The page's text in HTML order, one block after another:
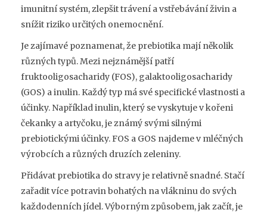
imunitní systém, zlepšit trávení a vstřebávání živin a
snížit riziko určitých onemocnění.
Je zajímavé poznamenat, že prebiotika mají několik
různých typů. Mezi nejznámější patří
fruktooligosacharidy (FOS), galaktooligosacharidy
(GOS) a inulin. Každý typ má své specifické vlastnosti a
účinky. Například inulin, který se vyskytuje v kořeni
čekanky a artyčoku, je známý svými silnými
prebiotickými účinky. FOS a GOS najdeme v mléčných
výrobcích a různých druzích zeleniny.
Přidávat prebiotika do stravy je relativně snadné. Stačí
zařadit více potravin bohatých na vlákninu do svých
každodenních jídel. Výborným způsobem, jak začít, je